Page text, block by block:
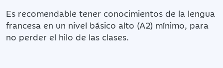
Es recomendable tener conocimientos de la lengua
francesa en un nivel básico alto (A2) mínimo, para
no perder el hilo de las clases.